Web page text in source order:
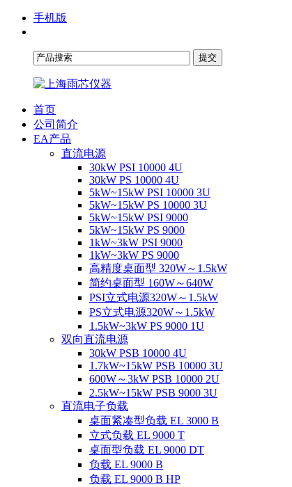
手机版
首页
公司简介
EA产品
直流电源
30kW PSI 10000 4U
30kW PS 10000 4U
5kW~15kW PSI 10000 3U
5kW~15kW PS 10000 3U
5kW~15kW PSI 9000
5kW~15kW PS 9000
1kW~3kW PSI 9000
1kW~3kW PS 9000
高精度桌面型 320W～1.5kW
简约桌面型 160W～640W
PSI立式电源320W～1.5kW
PS立式电源320W～1.5kW
1.5kW~3kW PS 9000 1U
双向直流电源
30kW PSB 10000 4U
1.7kW~15kW PSB 10000 3U
600W～3kW PSB 10000 2U
2.5kW~15kW PSB 9000 3U
直流电子负载
桌面紧凑型负载 EL 3000 B
立式负载 EL 9000 T
桌面型负载 EL 9000 DT
负载 EL 9000 B
负载 EL 9000 B HP